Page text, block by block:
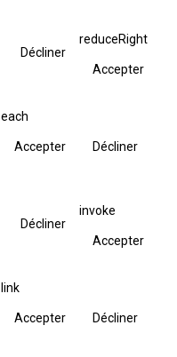
Décliner
reduceRight
Accepter
each
Accepter Décliner
Décliner
invoke
Accepter
link
Accepter Décliner